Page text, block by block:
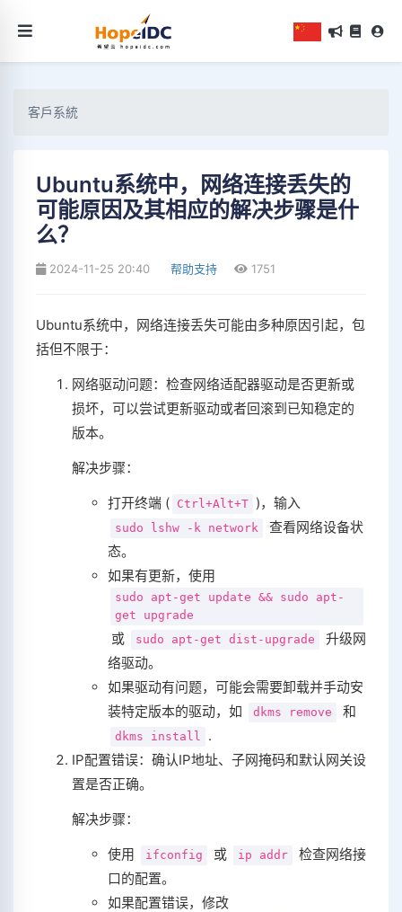
客戶系統
Ubuntu系统中，网络连接丢失的
可能原因及其相应的解决步骤是什
么？
2024-11-25 20:40 帮助支持 1751
Ubuntu系统中，网络连接丢失可能由多种原因引起，包
括但不限于：
网络驱动问题：检查网络适配器驱动是否更新或
损坏，可以尝试更新驱动或者回滚到已知稳定的
版本。
解决步骤：
打开终端 ( Ctrl+Alt+T )，输入
sudo lshw -k network
查看网络设备状
态。
如果有更新，使用
sudo apt-get update && sudo apt-
get upgrade
或 sudo apt-get dist-upgrade
升级网
络驱动。
如果驱动有问题，可能会需要卸载并手动安
装特定版本的驱动，如
dkms remove 和
dkms install
.
IP配置错误：确认IP地址、子网掩码和默认网关设
置是否正确。
解决步骤：
使用 ifconfig 或 ip addr
检查网络接
口的配置。
如果配置错误，修改